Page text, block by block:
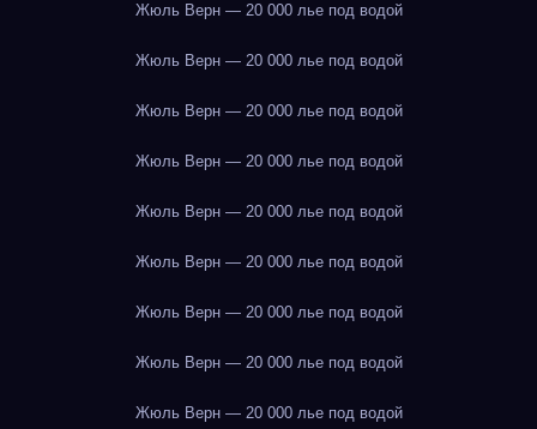
Жюль Верн — 20 000 лье под водой
Жюль Верн — 20 000 лье под водой
Жюль Верн — 20 000 лье под водой
Жюль Верн — 20 000 лье под водой
Жюль Верн — 20 000 лье под водой
Жюль Верн — 20 000 лье под водой
Жюль Верн — 20 000 лье под водой
Жюль Верн — 20 000 лье под водой
Жюль Верн — 20 000 лье под водой